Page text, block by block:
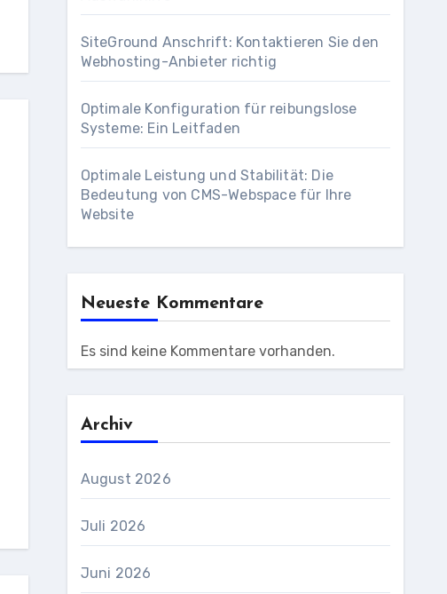
SiteGround Anschrift: Kontaktieren Sie den
Webhosting-Anbieter richtig
Optimale Konfiguration für reibungslose
Systeme: Ein Leitfaden
Optimale Leistung und Stabilität: Die
Bedeutung von CMS-Webspace für Ihre
Website
Neueste Kommentare
Es sind keine Kommentare vorhanden.
Archiv
August 2026
Juli 2026
Juni 2026